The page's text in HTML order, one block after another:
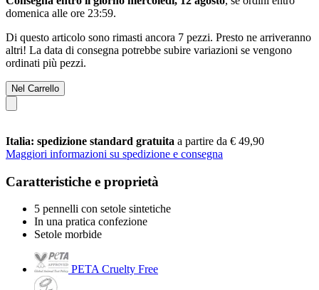
domenica alle ore 23:59.
Di questo articolo sono rimasti ancora 7 pezzi. Presto ne arriveranno
altri! La data di consegna potrebbe subire variazioni se vengono
ordinati più pezzi.
Nel Carrello
Italia: spedizione standard gratuita a partire da € 49,90
Maggiori informazioni su spedizione e consegna
Caratteristiche e proprietà
5 pennelli con setole sintetiche
In una pratica confezione
Setole morbide
PETA Cruelty Free